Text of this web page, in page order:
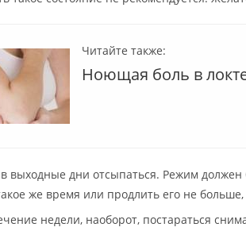
Читайте также:
Ноющая боль в
в выходные дни отсыпаться. Режим
же время или продлить его не
недели, наоборот, постараться